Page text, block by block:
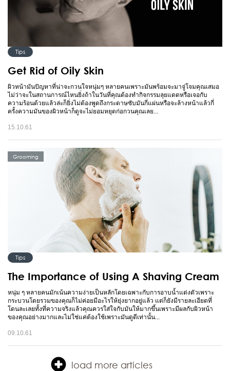
Tips
Get Rid of Oily Skin
ผิวหน้ามันปัญหาที่น่าจะกวนใจหนุ่มๆ หลายคนเพราะมันพร้อมจะมาจู่โจมคุณเสมอ
ไม่ว่าจะในสถานการณ์ไหนยิ่งถ้าในวันที่คุณต้องทำกิจกรรมลุยแดดหรือเจอกับ
ความร้อนด้วยแล้วล่ะก็ยิ่งไม่ต้องพูดถึงกระดาษซับมันกี่แผ่นหรือจะล้างหน้าแล้วกี่
ครั้งความมันของผิวหน้าก็ดูจะไม่ยอมหยุดก่อกวนคุณเลย...
15.10.61
Grooming
Tips
The Importance of Using A Shaving Cream
หนุ่ม ๆ หลายคนมักเน้นความง่ายเป็นหลักโดยเฉพาะกับการอาบน้ำแต่งตัวเพราะ
กระบวนโดยรวมของคุณก็ไม่ค่อยมีอะไรให้ยุ่งยากอยู่แล้ว แต่ก็ยังมีรายละเอียดที่
โดนละเลยทั้งที่ความจริงแล้วคุณควรใส่ใจกับมันให้มากขึ้นเพราะมีผลกับผิวหน้า
ของคุณอย่างมากและไม่ใช่แค่ต้องใช้เพราะมันดูดีเท่านั้น...
09.10.61
load more articles